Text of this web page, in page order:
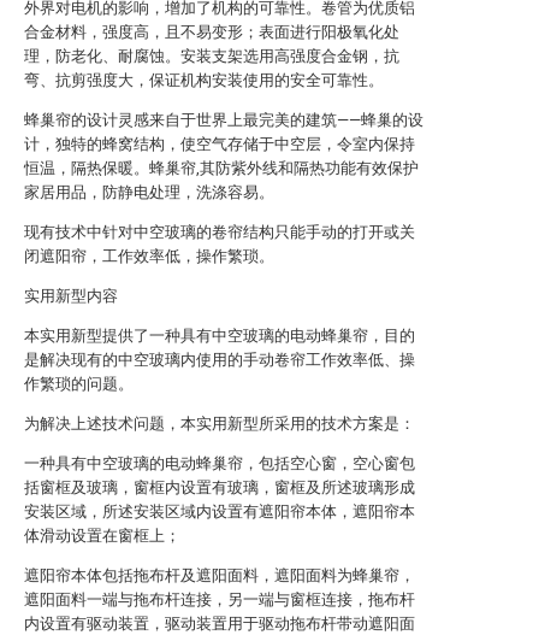
外界对电机的影响，增加了机构的可靠性。卷管为优质铝
合金材料，强度高，且不易变形；表面进行阳极氧化处
理，防老化、耐腐蚀。安装支架选用高强度合金钢，抗
弯、抗剪强度大，保证机构安装使用的安全可靠性。
蜂巢帘的设计灵感来自于世界上最完美的建筑——蜂巢的设
计，独特的蜂窝结构，使空气存储于中空层，令室内保持
恒温，隔热保暖。蜂巢帘,其防紫外线和隔热功能有效保护
家居用品，防静电处理，洗涤容易。
现有技术中针对中空玻璃的卷帘结构只能手动的打开或关
闭遮阳帘，工作效率低，操作繁琐。
实用新型内容
本实用新型提供了一种具有中空玻璃的电动蜂巢帘，目的
是解决现有的中空玻璃内使用的手动卷帘工作效率低、操
作繁琐的问题。
为解决上述技术问题，本实用新型所采用的技术方案是：
一种具有中空玻璃的电动蜂巢帘，包括空心窗，空心窗包
括窗框及玻璃，窗框内设置有玻璃，窗框及所述玻璃形成
安装区域，所述安装区域内设置有遮阳帘本体，遮阳帘本
体滑动设置在窗框上；
遮阳帘本体包括拖布杆及遮阳面料，遮阳面料为蜂巢帘，
遮阳面料一端与拖布杆连接，另一端与窗框连接，拖布杆
内设置有驱动装置，驱动装置用于驱动拖布杆带动遮阳面